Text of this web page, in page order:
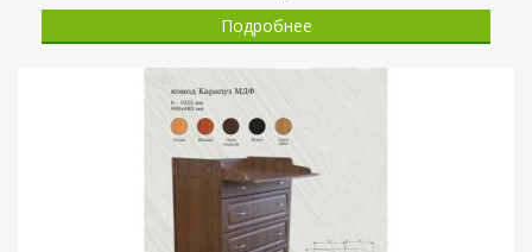
Подробнее